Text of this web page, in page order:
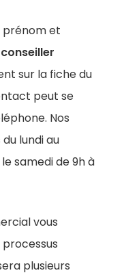
prénom et
conseiller
sur la fiche du
peut se
Nos
lundi au
samedi de 9h à
vous
plusieurs